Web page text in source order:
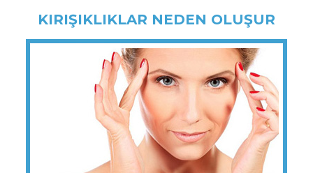
KIRIŞIKLIKLAR NEDEN OLUŞUR